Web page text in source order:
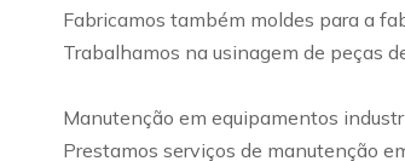
Fabricamos também moldes para a
Trabalhamos na usinagem de peças
Manutenção em equipamentos
Prestamos serviços de manutenção